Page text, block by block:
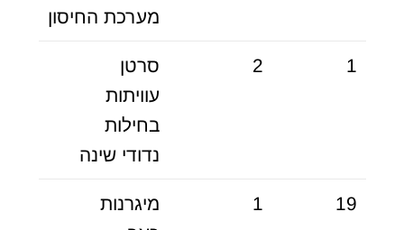
מערכת החיסון
1
2
סרטן
עוויתות
בחילות
נדודי שינה
19
1
מיגרנות